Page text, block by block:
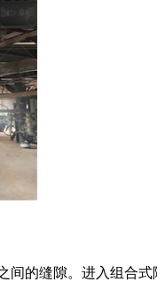
间的缝隙。进入组合